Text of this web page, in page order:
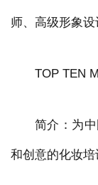
师、高级形象设
TOP TEN
简介：为
和创意的化妆培